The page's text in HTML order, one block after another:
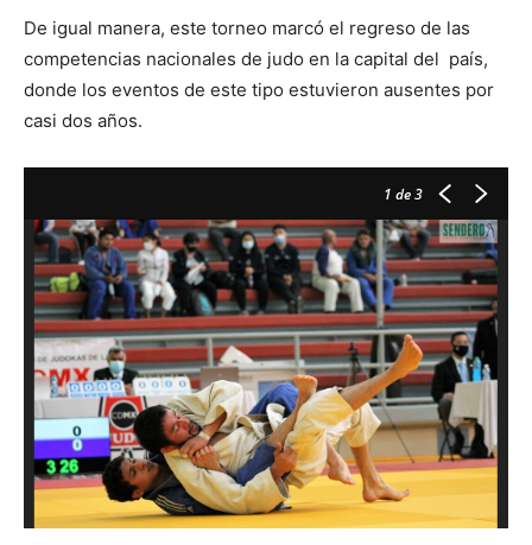
De igual manera, este torneo marcó el regreso de las
competencias nacionales de judo en la capital del país,
donde los eventos de este tipo estuvieron ausentes por
casi dos años.
1 de 3